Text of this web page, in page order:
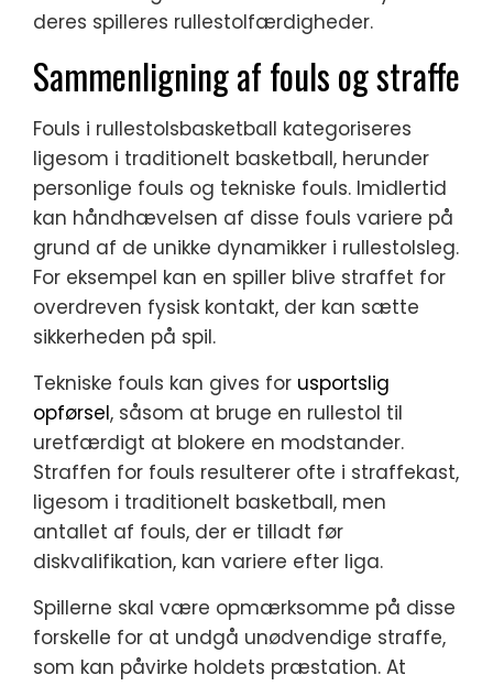
deres spilleres rullestolfærdigheder.
Sammenligning af fouls og straffe
Fouls i rullestolsbasketball kategoriseres
ligesom i traditionelt basketball, herunder
personlige fouls og tekniske fouls. Imidlertid
kan håndhævelsen af disse fouls variere på
grund af de unikke dynamikker i rullestolsleg.
For eksempel kan en spiller blive straffet for
overdreven fysisk kontakt, der kan sætte
sikkerheden på spil.
Tekniske fouls kan gives for usportslig
opførsel, såsom at bruge en rullestol til
uretfærdigt at blokere en modstander.
Straffen for fouls resulterer ofte i straffekast,
ligesom i traditionelt basketball, men
antallet af fouls, der er tilladt før
diskvalifikation, kan variere efter liga.
Spillerne skal være opmærksomme på disse
forskelle for at undgå unødvendige straffe,
som kan påvirke holdets præstation. At